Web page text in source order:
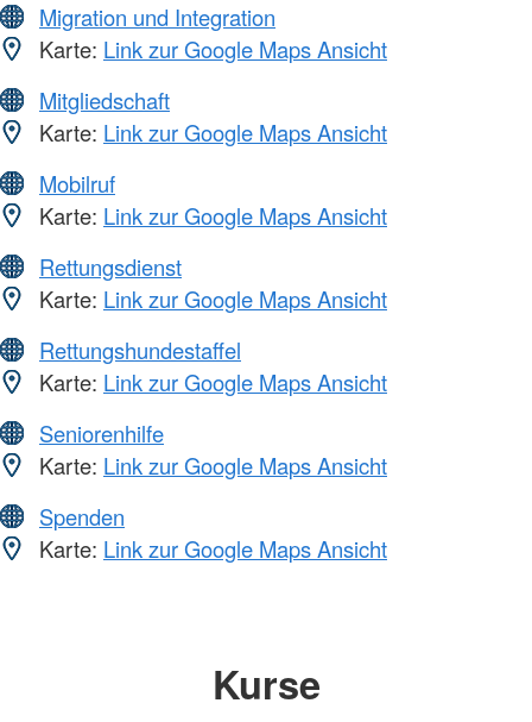
Migration und Integration
Karte: Link zur Google Maps Ansicht
Mitgliedschaft
Karte: Link zur Google Maps Ansicht
Mobilruf
Karte: Link zur Google Maps Ansicht
Rettungsdienst
Karte: Link zur Google Maps Ansicht
Rettungshundestaffel
Karte: Link zur Google Maps Ansicht
Seniorenhilfe
Karte: Link zur Google Maps Ansicht
Spenden
Karte: Link zur Google Maps Ansicht
Kurse